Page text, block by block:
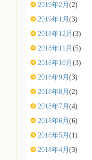
2019年2月 (2)
2019年1月 (3)
2018年12月 (3)
2018年11月 (5)
2018年10月 (3)
2018年9月 (3)
2018年8月 (2)
2018年7月 (4)
2018年6月 (6)
2018年5月 (1)
2018年4月 (3)